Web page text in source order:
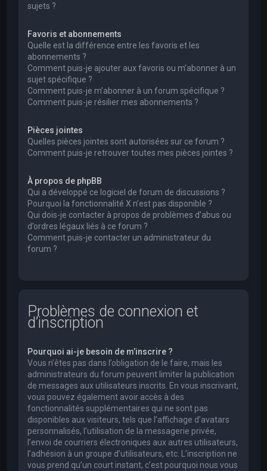
sujets ?
Favoris et abonnements
Quelle est la différence entre les favoris et les
abonnements ?
Comment puis-je ajouter aux favoris ou m’abonner à un
sujet spécifique ?
Comment puis-je m’abonner à un forum spécifique ?
Comment puis-je résilier mes abonnements ?
Pièces jointes
Quelles pièces jointes sont autorisées sur ce forum ?
Comment puis-je retrouver toutes mes pièces jointes ?
À propos de phpBB
Qui a développé ce logiciel de forum de discussions ?
Pourquoi la fonctionnalité X n’est pas disponible ?
Qui dois-je contacter à propos de problèmes d’abus ou
d’ordres légaux liés à ce forum ?
Comment puis-je contacter un administrateur du
forum ?
Problèmes de connexion et
d’inscription
Pourquoi ai-je besoin de m’inscrire ?
Vous n’êtes pas dans l’obligation de le faire, mais les
administrateurs du forum peuvent limiter la publication
de messages aux utilisateurs inscrits. En vous inscrivant,
vous pouvez également avoir accès à des
fonctionnalités supplémentaires qui ne sont pas
disponibles aux visiteurs, tels que l’affichage d’avatars
personnalisés, l’utilisation de la messagerie privée,
l’envoi de courriers électroniques aux autres utilisateurs,
l’adhésion à un groupe d’utilisateurs, etc. L’inscription ne
vous prend qu’un court instant, c’est pourquoi nous vous